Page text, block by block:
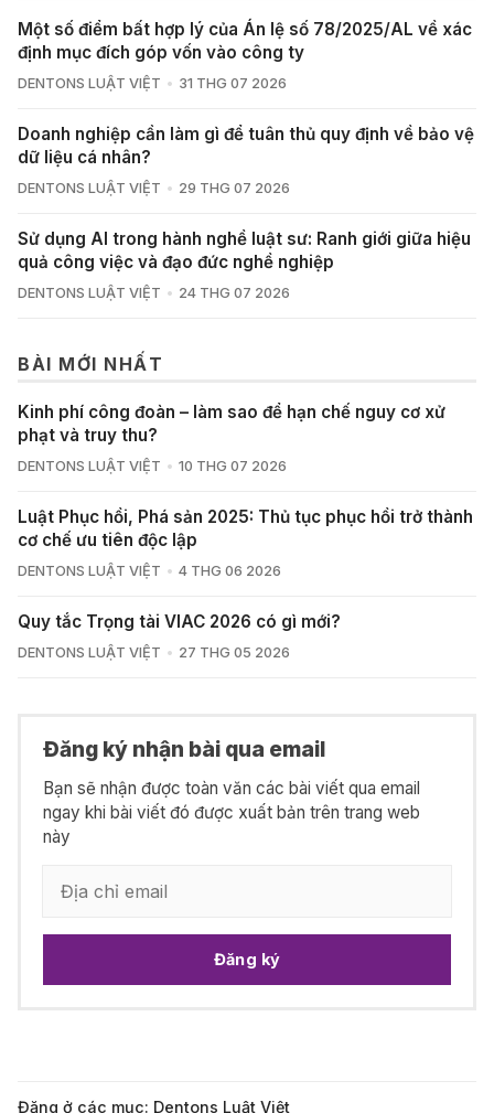
Một số điểm bất hợp lý của Án lệ số 78/2025/AL về xác
định mục đích góp vốn vào công ty
DENTONS LUẬT VIỆT 31 THG 07 2026
Doanh nghiệp cần làm gì để tuân thủ quy định về bảo vệ
dữ liệu cá nhân?
DENTONS LUẬT VIỆT 29 THG 07 2026
Sử dụng AI trong hành nghề luật sư: Ranh giới giữa hiệu
quả công việc và đạo đức nghề nghiệp
DENTONS LUẬT VIỆT 24 THG 07 2026
BÀI MỚI NHẤT
Kinh phí công đoàn – làm sao để hạn chế nguy cơ xử
phạt và truy thu?
DENTONS LUẬT VIỆT 10 THG 07 2026
Luật Phục hồi, Phá sản 2025: Thủ tục phục hồi trở thành
cơ chế ưu tiên độc lập
DENTONS LUẬT VIỆT 4 THG 06 2026
Quy tắc Trọng tài VIAC 2026 có gì mới?
DENTONS LUẬT VIỆT 27 THG 05 2026
Đăng ký nhận bài qua email
Bạn sẽ nhận được toàn văn các bài viết qua email
ngay khi bài viết đó được xuất bản trên trang web
này
Đăng ký
Đăng ở các mục: Dentons Luật Việt